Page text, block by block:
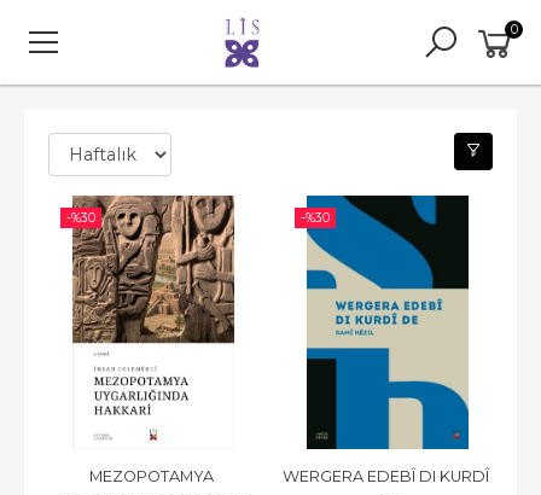
0
-%30
MEZOPOTAMYA
-%30
WERGERA EDEBÎ DI KURDÎ